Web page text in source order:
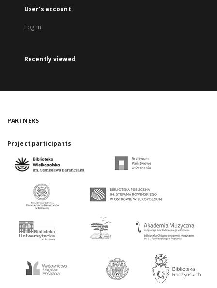
User's account
Log in
Recently viewed
PARTNERS
Project participants